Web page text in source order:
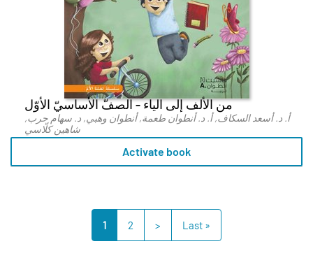
من الألف إلى الياء - الصفّ الأساسيّ الأوّل
أ. د. أسعد السكاف, أ. د. أنطوان طعمة, أنطوان وهبي, د. سهام حرب,
شاهين كلّاسي
Activate book
1 2 > Last »